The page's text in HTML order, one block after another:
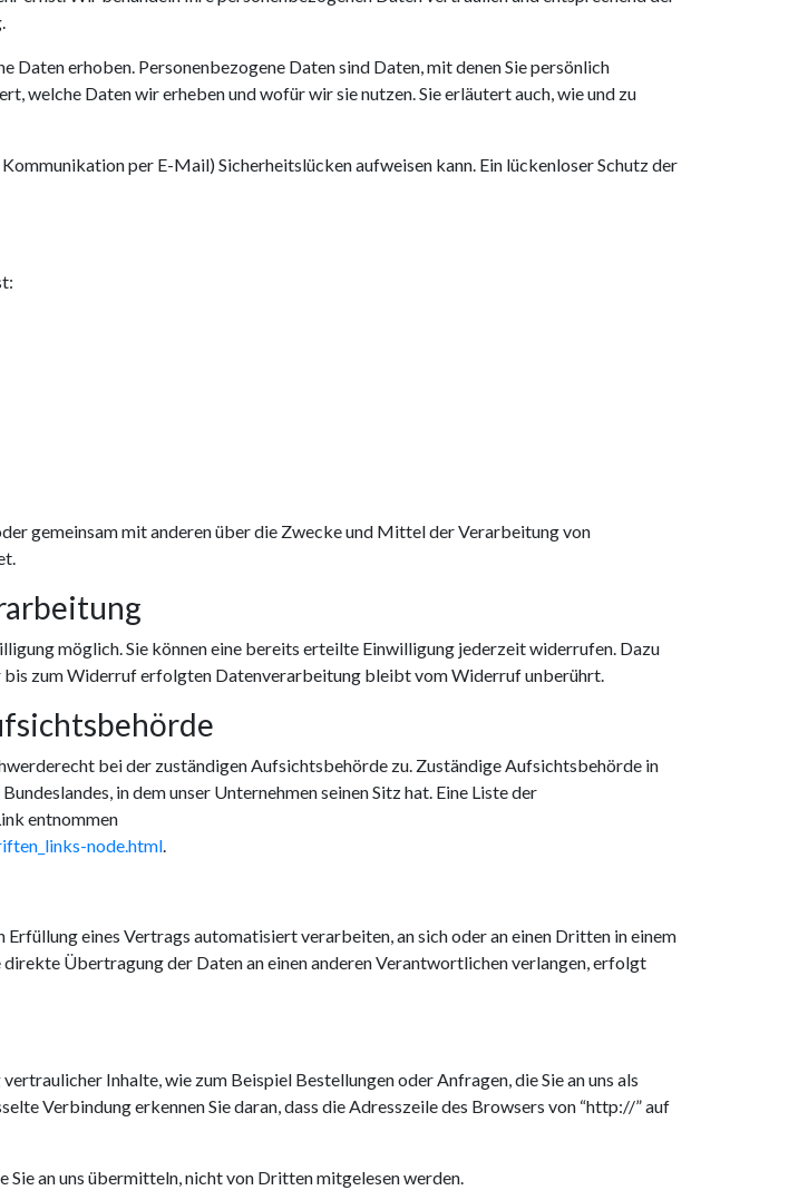
Daten erhoben. Personenbezogene Daten sind Daten, mit denen Sie persönlich
welche Daten wir erheben und wofür wir sie nutzen. Sie erläutert auch, wie und zu
per E-Mail) Sicherheitslücken aufweisen kann. Ein lückenloser Schutz der
gemeinsam mit anderen über die Zwecke und Mittel der Verarbeitung von
möglich. Sie können eine bereits erteilte Einwilligung jederzeit widerrufen. Dazu
zum Widerruf erfolgten Datenverarbeitung bleibt vom Widerruf unberührt.
bei der zuständigen Aufsichtsbehörde zu. Zuständige Aufsichtsbehörde in
in dem unser Unternehmen seinen Sitz hat. Eine Liste der
entnommen
node.html
eines Vertrags automatisiert verarbeiten, an sich oder an einen Dritten in einem
direkte Übertragung der Daten an einen anderen Verantwortlichen verlangen, erfolgt
Inhalte, wie zum Beispiel Bestellungen oder Anfragen, die Sie an uns als
Verbindung erkennen Sie daran, dass die Adresszeile des Browsers von “http://” auf
Sie an uns übermitteln, nicht von Dritten mitgelesen werden.